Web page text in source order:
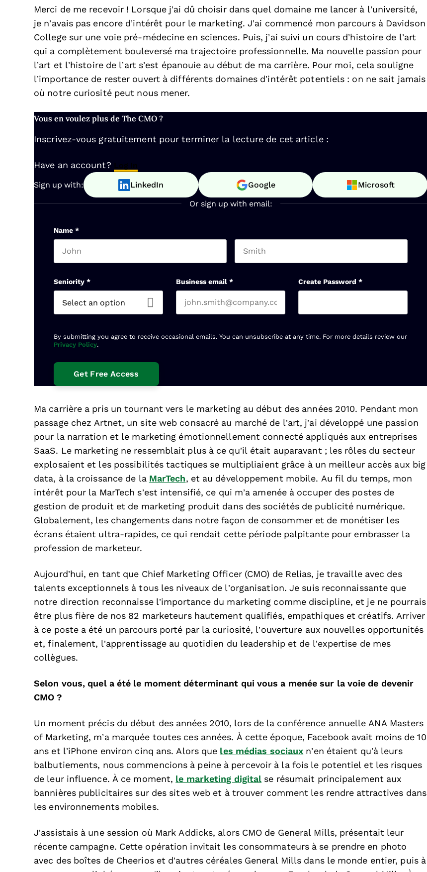
Merci de me recevoir ! Lorsque j’ai dû choisir dans quel domaine me lancer à l’université,
je n’avais pas encore d’intérêt pour le marketing. J’ai commencé mon parcours à Davidson
College sur une voie pré-médecine en sciences. Puis, j’ai suivi un cours d’histoire de l’art
qui a complètement bouleversé ma trajectoire professionnelle. Ma nouvelle passion pour
l’art et l’histoire de l’art s’est épanouie au début de ma carrière. Pour moi, cela souligne
l’importance de rester ouvert à différents domaines d’intérêt potentiels : on ne sait jamais
où notre curiosité peut nous mener.
Vous en voulez plus de The CMO ?
Inscrivez-vous gratuitement pour terminer la lecture de cet article :
Have an account? Log In
Sign up with: LinkedIn Google Microsoft
Or sign up with email:
Name *
Seniority * Business email * Create Password *
By submitting you agree to receive occasional emails. You can unsubscribe at any time. For more details review our
Privacy Policy.
Ma carrière a pris un tournant vers le marketing au début des années 2010. Pendant mon
passage chez Artnet, un site web consacré au marché de l’art, j’ai développé une passion
pour la narration et le marketing émotionnellement connecté appliqués aux entreprises
SaaS. Le marketing ne ressemblait plus à ce qu’il était auparavant ; les rôles du secteur
explosaient et les possibilités tactiques se multipliaient grâce à un meilleur accès aux big
data, à la croissance de la MarTech, et au développement mobile. Au fil du temps, mon
intérêt pour la MarTech s’est intensifié, ce qui m’a amenée à occuper des postes de
gestion de produit et de marketing produit dans des sociétés de publicité numérique.
Globalement, les changements dans notre façon de consommer et de monétiser les
écrans étaient ultra-rapides, ce qui rendait cette période palpitante pour embrasser la
profession de marketeur.
Aujourd’hui, en tant que Chief Marketing Officer (CMO) de Relias, je travaille avec des
talents exceptionnels à tous les niveaux de l’organisation. Je suis reconnaissante que
notre direction reconnaisse l’importance du marketing comme discipline, et je ne pourrais
être plus fière de nos 82 marketeurs hautement qualifiés, empathiques et créatifs. Arriver
à ce poste a été un parcours porté par la curiosité, l’ouverture aux nouvelles opportunités
et, finalement, l’apprentissage au quotidien du leadership et de l’expertise de mes
collègues.
Selon vous, quel a été le moment déterminant qui vous a menée sur la voie de devenir
CMO ?
Un moment précis du début des années 2010, lors de la conférence annuelle ANA Masters
of Marketing, m’a marquée toutes ces années. À cette époque, Facebook avait moins de 10
ans et l’iPhone environ cinq ans. Alors que les médias sociaux n’en étaient qu’à leurs
balbutiements, nous commencions à peine à percevoir à la fois le potentiel et les risques
de leur influence. À ce moment, le marketing digital se résumait principalement aux
bannières publicitaires sur des sites web et à trouver comment les rendre attractives dans
les environnements mobiles.
J’assistais à une session où Mark Addicks, alors CMO de General Mills, présentait leur
récente campagne. Cette opération invitait les consommateurs à se prendre en photo
avec des boîtes de Cheerios et d’autres céréales General Mills dans le monde entier, puis à